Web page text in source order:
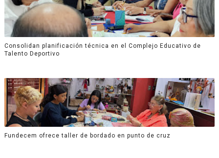
Consolidan planificación técnica en el Complejo Educativo de
Talento Deportivo
Fundecem ofrece taller de bordado en punto de cruz